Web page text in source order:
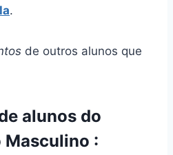
.
de outros alunos que
alunos do
Masculino :